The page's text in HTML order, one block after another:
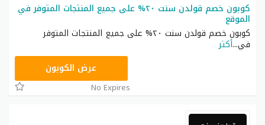
كوبون خصم قولدن سنت ٢٠% على جميع المنتجات المتوفر في
الموقع
كوبون خصم قولدن سنت ٢٠% على جميع المنتجات المتوفر
في...أكثر
عرض الكوبون
No Expires